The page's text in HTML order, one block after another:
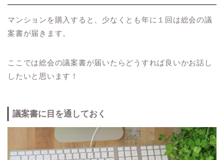
マンションを購入すると、少なくとも年に１回は総会の議
案書が届きます。
ここでは総会の議案書が届いたらどうすれば良いかお話し
したいと思います！
議案書に目を通しておく